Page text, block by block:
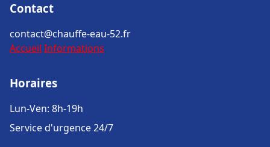
Contact
contact@chauffe-eau-52.fr
Accueil Informations
Horaires
Lun-Ven: 8h-19h
Service d'urgence 24/7